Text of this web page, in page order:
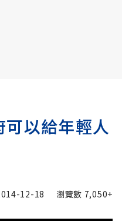
以給年輕人
12-18 瀏覽數 7,050+